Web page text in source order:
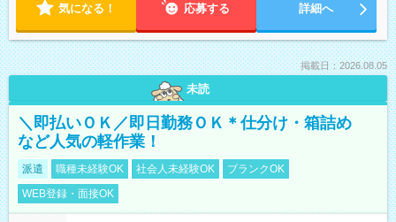
気になる！ 応募する 詳細へ
掲載日：2026.08.05
未読
＼即払いＯＫ／即日勤務ＯＫ＊仕分け・箱詰め
など人気の軽作業！
派遣 職種未経験OK 社会人未経験OK
ブランクOK
WEB登録・面接OK